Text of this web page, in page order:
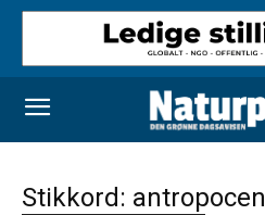
Stikkord: antropocen